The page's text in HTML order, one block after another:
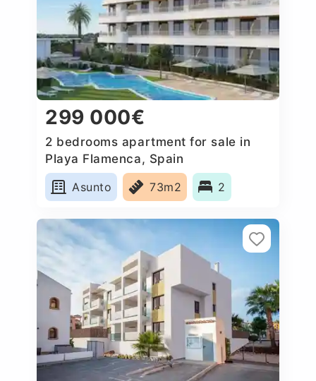
299 000€
2 bedrooms apartment for sale in
Playa Flamenca, Spain
Asunto
73m2 2